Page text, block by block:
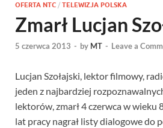
OFERTA NTC / TELEWIZJA POLSKA
Zmarł Lucjan
5 czerwca 2013 - by MT - Leave a
Lucjan Szołajski, lektor filmowy,
jeden z najbardziej
lektorów, zmarł 4 czerwca w wieku
lat pracy nagrał listy dialogowe do